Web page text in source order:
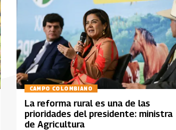
CAMPO COLOMBIANO
La reforma rural es una de las
prioridades del presidente: ministra
de Agricultura